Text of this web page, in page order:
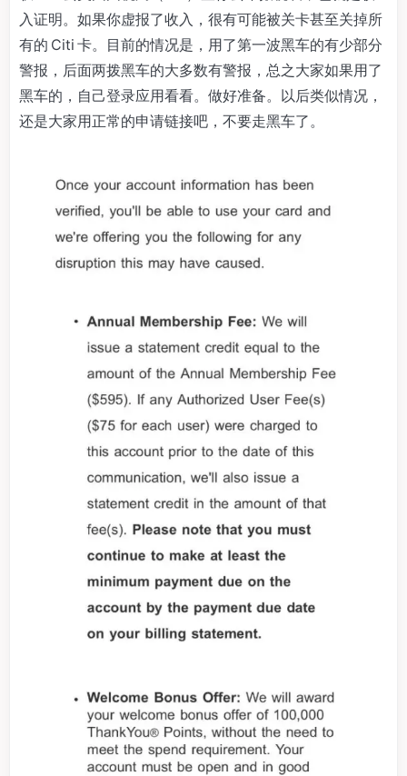
入证明。如果你虚报了收入，很有可能被关卡甚至关掉所
有的 Citi 卡。目前的情况是，用了第一波黑车的有少部分
警报，后面两拨黑车的大多数有警报，总之大家如果用了
黑车的，自己登录应用看看。做好准备。以后类似情况，
还是大家用正常的申请链接吧，不要走黑车了。